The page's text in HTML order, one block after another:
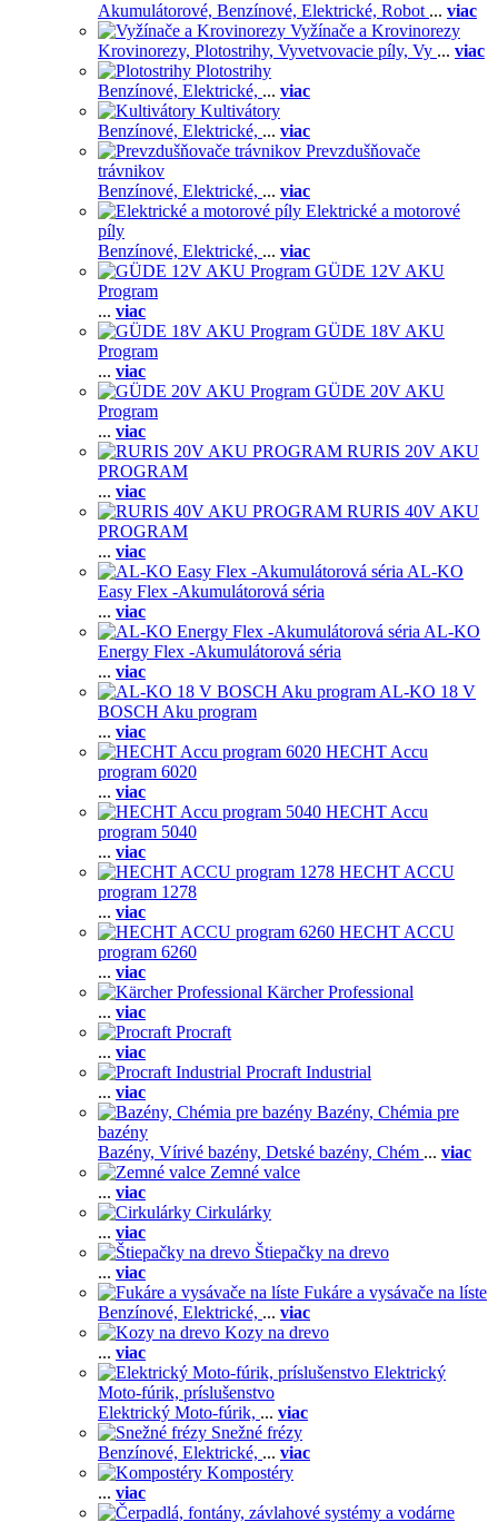
Akumulátorové, Benzínové, Elektrické, Robot ... viac
Vyžínače a Krovinorezy
Krovinorezy, Plotostrihy, Vyvetvovacie píly, Vy ... viac
Plotostrihy
Benzínové, Elektrické, ... viac
Kultivátory
Benzínové, Elektrické, ... viac
Prevzdušňovače
trávnikov
Benzínové, Elektrické, ... viac
Elektrické a motorové
píly
Benzínové, Elektrické, ... viac
GÜDE 12V AKU
Program
... viac
GÜDE 18V AKU
Program
... viac
GÜDE 20V AKU
Program
... viac
RURIS 20V AKU
PROGRAM
... viac
RURIS 40V AKU
PROGRAM
... viac
AL-KO
Easy Flex -Akumulátorová séria
... viac
AL-KO
Energy Flex -Akumulátorová séria
... viac
AL-KO 18 V
BOSCH Aku program
... viac
HECHT Accu
program 6020
... viac
HECHT Accu
program 5040
... viac
HECHT ACCU
program 1278
... viac
HECHT ACCU
program 6260
... viac
Kärcher Professional
... viac
Procraft
... viac
Procraft Industrial
... viac
Bazény, Chémia pre
bazény
Bazény, Vírivé bazény, Detské bazény, Chém ... viac
Zemné valce
... viac
Cirkulárky
... viac
Štiepačky na drevo
... viac
Fukáre a vysávače na líste
Benzínové, Elektrické, ... viac
Kozy na drevo
... viac
Elektrický
Moto-fúrik, príslušenstvo
Elektrický Moto-fúrik, ... viac
Snežné frézy
Benzínové, Elektrické, ... viac
Kompostéry
... viac